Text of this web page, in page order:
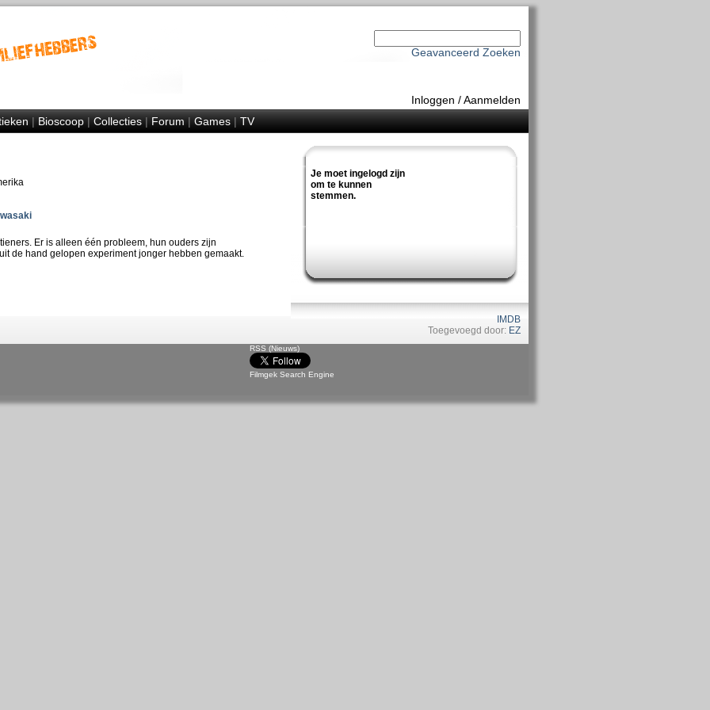
Geavanceerd Zoeken
Inloggen /Aanmelden
|Bioscoop|Collecties|Forum|Games|TV
Je moet ingelogd zijn
om te kunnen
stemmen.
IMDB
Toegevoegd door: EZ
Er is alleen één probleem, hun ouders zijn
de hand gelopen experiment jonger hebben gemaakt.
RSS (Nieuws)
Filmgek Search Engine